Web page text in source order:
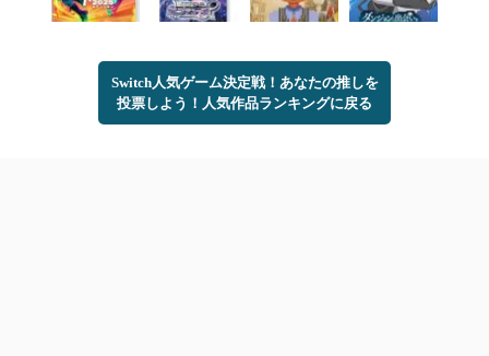
Switch人気ゲーム決定戦！あなたの推しを
投票しよう！人気作品ランキングに戻る